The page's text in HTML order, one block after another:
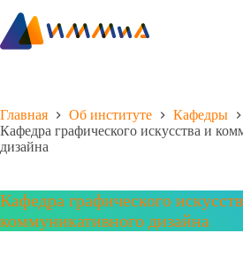
сути
Главная Об институте
Кафедры
Кафедра графического искусства и
дизайна
Кафедра графического
коммуникативного дизайна